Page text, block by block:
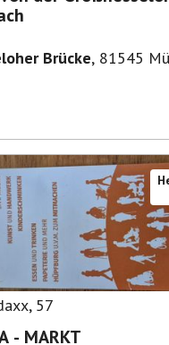
Brücke, 81545
, 57
JA - MARKT